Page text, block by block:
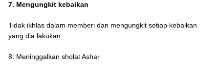
7. Mengungkit kebaikan
Tidak ikhlas dalam memberi dan mengungkit setiap kebaikan
yang dia lakukan.
8. Meninggalkan sholat Ashar